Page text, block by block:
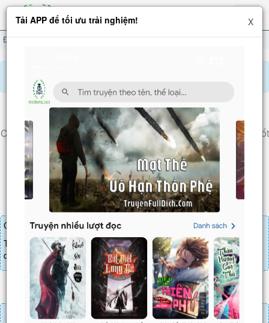
Hiện
menu
Đệ Tử Của Ta Đều Là Vô Địch Đại Yêu Chương 501
ĐỆ TỬ CỦA TA ĐỀU LÀ VÔ ĐỊCH ĐẠI YÊU
Chương 501 : Thánh Long đại hội bắt đầu, Tông Hùng quái ý tốt
khó từ chối (2)
Chương truyện cần 25 LT để mua.
Truyện mua lẻ thì cứ Giá chương x Số chương, mua combo thì đến
danh sách combo tìm giá
Đăng nhập Nạp linh thạch
Mua 4 chương chỉ có tác dụng tiết kiệm thời gian.
Tải APP để tối ưu trải nghiệm! X